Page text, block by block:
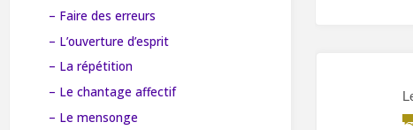
– Faire des erreurs
– L’ouverture d’esprit
– La répétition
– Le chantage affectif
– Le mensonge